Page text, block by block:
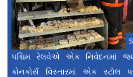
પશ્ચિમ રેલવેએ એક નિવેદનમાં
કોનકોર્સ વિસ્તારમાં એક સ્ટોલ